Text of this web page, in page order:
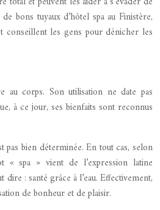
bons tuyaux d’hôtel spa au Finistère,
conseillent les gens pour dénicher les
au corps. Son utilisation ne date pas
à ce jour, ses bienfaits sont reconnus
pas bien déterminée. En tout cas, selon
« spa » vient de l’expression latine
dire : santé grâce à l’eau. Effectivement,
de bonheur et de plaisir.